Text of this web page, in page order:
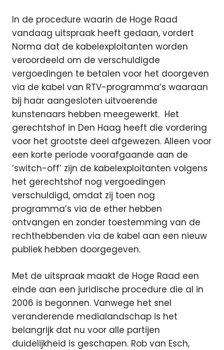
In de procedure waarin de Hoge Raad
vandaag uitspraak heeft gedaan, vordert
Norma dat de kabelexploitanten worden
veroordeeld om de verschuldigde
vergoedingen te betalen voor het doorgeven
via de kabel van RTV-programma’s waaraan
bij haar aangesloten uitvoerende
kunstenaars hebben meegewerkt. Het
gerechtshof in Den Haag heeft die vordering
voor het grootste deel afgewezen. Alleen voor
een korte periode voorafgaande aan de
‘switch-off’ zijn de kabelexploitanten volgens
het gerechtshof nog vergoedingen
verschuldigd, omdat zij toen nog
programma’s via de ether hebben
ontvangen en zonder toestemming van de
rechthebbenden via de kabel aan een nieuw
publiek hebben doorgegeven.
Met de uitspraak maakt de Hoge Raad een
einde aan een juridische procedure die al in
2006 is begonnen. Vanwege het snel
veranderende medialandschap is het
belangrijk dat nu voor alle partijen
duidelijkheid is geschapen. Rob van Esch,